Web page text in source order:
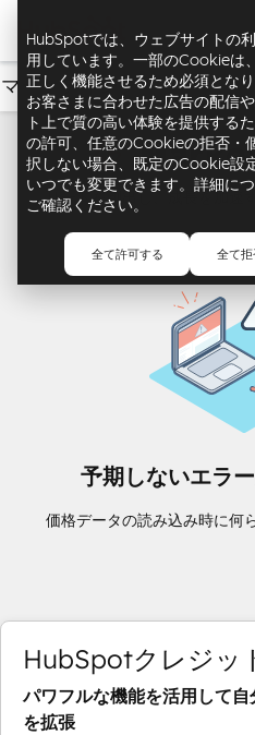
HubSpotでは、ウェブサイトの
用しています。一部のCookieは
正しく機能させるため必須とな
お客さまに合わせた広告の配信
ト上で質の高い体験を提供する
の許可、任意のCookieの拒否・
択しない場合、既定のCookie設
いつでも変更できます。詳細に
ご確認ください。
全て許可する 全て
マーケティング
リードを創出し、成長を加速
予期しないエラ
価格データの読み込み時に何
HubSpotクレジッ
パワフルな機能を活用して
を拡張